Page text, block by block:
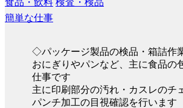
簡単な仕事
◇パッケージ製品の検品・箱詰作
おにぎりやパンなど、主に食品の
仕事です
主に印刷部分の汚れ・カスレのチ
パンチ加工の目視確認を行います